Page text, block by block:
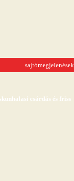
sajtómegjelenések
csárdás és friss